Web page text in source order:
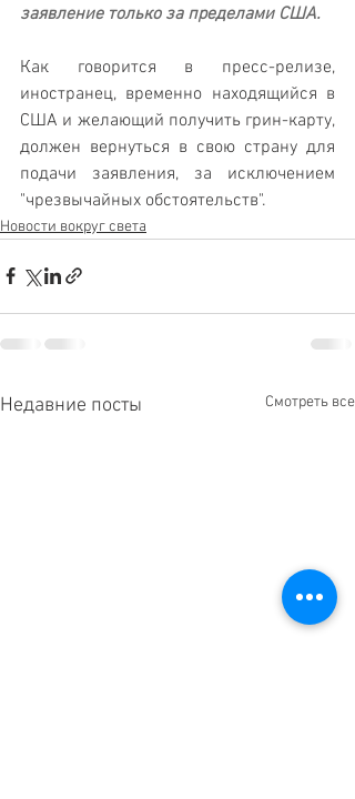
заявление только за пределами США.
Как говорится в пресс-релизе,
иностранец, временно находящийся в
США и желающий получить грин-карту,
должен вернуться в свою страну для
подачи заявления, за исключением
"чрезвычайных обстоятельств".
Новости вокруг света
Недавние посты Смотреть все